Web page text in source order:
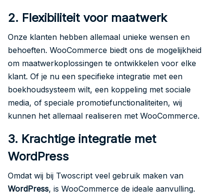
2. Flexibiliteit voor maatwerk
Onze klanten hebben allemaal unieke wensen en
behoeften. WooCommerce biedt ons de mogelijkheid
om maatwerkoplossingen te ontwikkelen voor elke
klant. Of je nu een specifieke integratie met een
boekhoudsysteem wilt, een koppeling met sociale
media, of speciale promotiefunctionaliteiten, wij
kunnen het allemaal realiseren met WooCommerce.
3. Krachtige integratie met
WordPress
Omdat wij bij Twoscript veel gebruik maken van
WordPress, is WooCommerce de ideale aanvulling.